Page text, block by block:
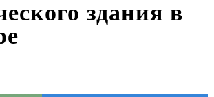
здания в